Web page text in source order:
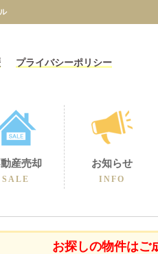
プライバシーポリシー
産売却
SALE
お知らせ
INFO
お探しの物件はご